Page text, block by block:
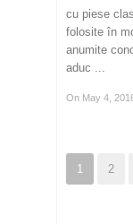
cu piese
folosite în
anumite
aduc ...
On May 4,
1 2